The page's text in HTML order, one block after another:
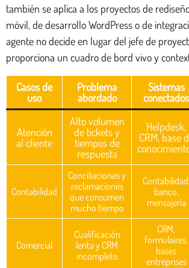
también se aplica a los proyectos de
móvil, de desarrollo WordPress o de
agente no decide en lugar del jefe de
proporciona un cuadro de bord vivo y
Casos de
uso
Problema
abordado
Sistemas
conectados
Atención
al cliente
Alto volumen
de tickets y
tiempos de
respuesta
Helpdesk,
CRM, base
Contabilidad
Conciliaciones y
reclamaciones
que consumen
mucho tiempo
Contabilidad,
banco,
mensajería
Comercial
Cualificación
lenta y CRM
incompleto
CRM,
formulaires,
bases
entreprises